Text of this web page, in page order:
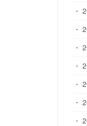
・
・
・
・
・
・
・